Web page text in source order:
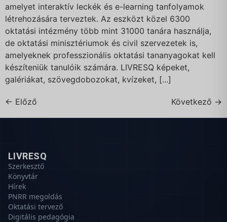
amelyet interaktív leckék és e-learning tanfolyamok
létrehozására terveztek. Az eszközt közel 6300
oktatási intézmény több mint 31000 tanára használja,
de oktatási minisztériumok és civil szervezetek is,
amelyeknek professzionális oktatási tananyagokat kell
készíteniük tanulóik számára. LIVRESQ képeket,
galériákat, szövegdobozokat, kvízeket, [...]
← Előző Következő →
LIVRESQ
Szerkesztő
Könyvtár
Hírek
PNRR megoldás
Oktatási tervező
Digitális pedagógia